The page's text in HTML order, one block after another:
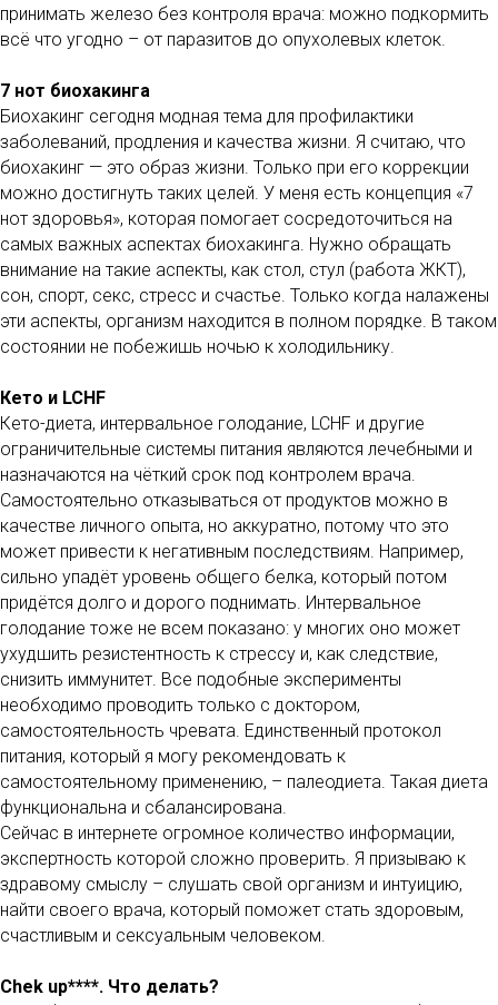
принимать железо без контроля врача: можно подкормить
всё что угодно – от паразитов до опухолевых клеток.
7 нот биохакинга
Биохакинг сегодня модная тема для профилактики
заболеваний, продления и качества жизни. Я считаю, что
биохакинг — это образ жизни. Только при его коррекции
можно достигнуть таких целей. У меня есть концепция «7
нот здоровья», которая помогает сосредоточиться на
самых важных аспектах биохакинга. Нужно обращать
внимание на такие аспекты, как стол, стул (работа ЖКТ),
сон, спорт, секс, стресс и счастье. Только когда налажены
эти аспекты, организм находится в полном порядке. В таком
состоянии не побежишь ночью к холодильнику.
Кето и LCHF
Кето-диета, интервальное голодание, LCHF и другие
ограничительные системы питания являются лечебными и
назначаются на чёткий срок под контролем врача.
Самостоятельно отказываться от продуктов можно в
качестве личного опыта, но аккуратно, потому что это
может привести к негативным последствиям. Например,
сильно упадёт уровень общего белка, который потом
придётся долго и дорого поднимать. Интервальное
голодание тоже не всем показано: у многих оно может
ухудшить резистентность к стрессу и, как следствие,
снизить иммунитет. Все подобные эксперименты
необходимо проводить только с доктором,
самостоятельность чревата. Единственный протокол
питания, который я могу рекомендовать к
самостоятельному применению, – палеодиета. Такая диета
функциональна и сбалансирована.
Сейчас в интернете огромное количество информации,
экспертность которой сложно проверить. Я призываю к
здравому смыслу – слушать свой организм и интуицию,
найти своего врача, который поможет стать здоровым,
счастливым и сексуальным человеком.
Chek up****. Что делать?